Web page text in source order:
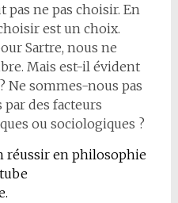
pas ne pas choisir. En
est un choix.
Sartre, nous ne
Mais est-il évident
Ne sommes-nous pas
des facteurs
ou sociologiques ?
réussir en philosophie